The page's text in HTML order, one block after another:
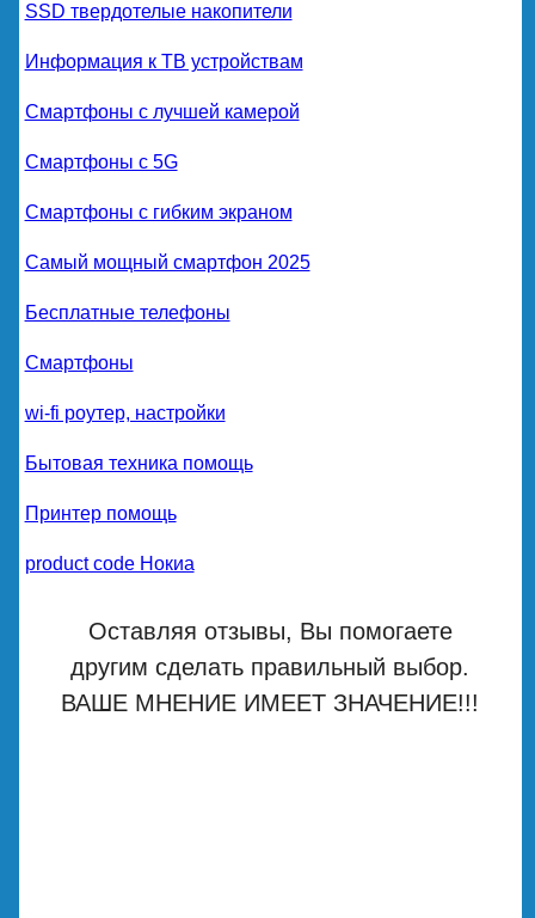
SSD твердотелые накопители
Информация к ТВ устройствам
Смартфоны с лучшей камерой
Смартфоны с 5G
Смартфоны с гибким экраном
Самый мощный смартфон 2025
Бесплатные телефоны
Смартфоны
wi-fi роутер, настройки
Бытовая техника помощь
Принтер помощь
product code Нокиа
Оставляя отзывы, Вы помогаете
другим сделать правильный выбор.
ВАШЕ МНЕНИЕ ИМЕЕТ ЗНАЧЕНИЕ!!!